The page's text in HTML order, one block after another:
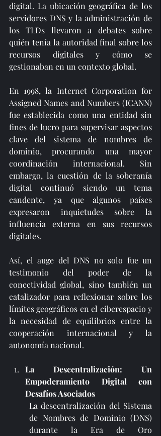
digital. La ubicación geográfica de los
servidores DNS y la administración de
los TLDs llevaron a debates sobre
quién tenía la autoridad final sobre los
recursos digitales y cómo se
gestionaban en un contexto global.
En 1998, la Internet Corporation for
Assigned Names and Numbers (ICANN)
fue establecida como una entidad sin
fines de lucro para supervisar aspectos
clave del sistema de nombres de
dominio, procurando una mayor
coordinación internacional. Sin
embargo, la cuestión de la soberanía
digital continuó siendo un tema
candente, ya que algunos países
expresaron inquietudes sobre la
influencia externa en sus recursos
digitales.
Así, el auge del DNS no solo fue un
testimonio del poder de la
conectividad global, sino también un
catalizador para reflexionar sobre los
límites geográficos en el ciberespacio y
la necesidad de equilibrios entre la
cooperación internacional y la
autonomía nacional.
La Descentralización: Un
Empoderamiento Digital con
Desafíos Asociados
La descentralización del Sistema
de Nombres de Dominio (DNS)
durante la Era de Oro